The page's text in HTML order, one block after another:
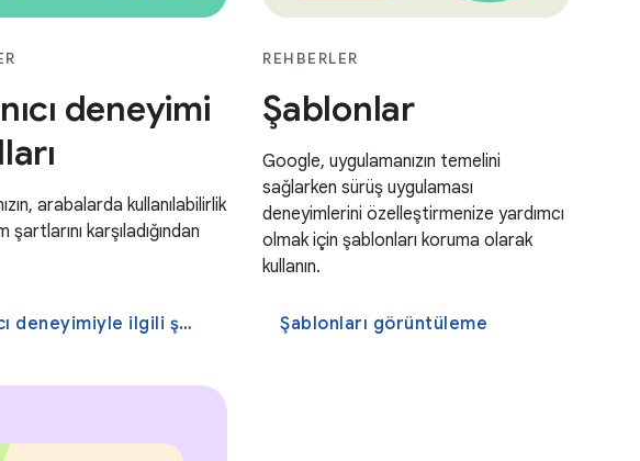
deneyimi
arabalarda kullanılabilirlik
şartlarını karşıladığından
ilgili şartları inceleyin.
REHBERLER
Şablonlar
Google, uygulamanızın temelini
sağlarken sürüş uygulaması
deneyimlerini özelleştirmenize yardımcı
olmak için şablonları koruma olarak
kullanın.
Şablonları görüntüleme